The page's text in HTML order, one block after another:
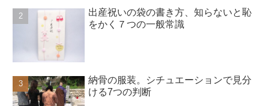
出産祝いの袋の書き方、知らないと恥
をかく７つの一般常識
納骨の服装。シチュエーションで見分
ける7つの判断